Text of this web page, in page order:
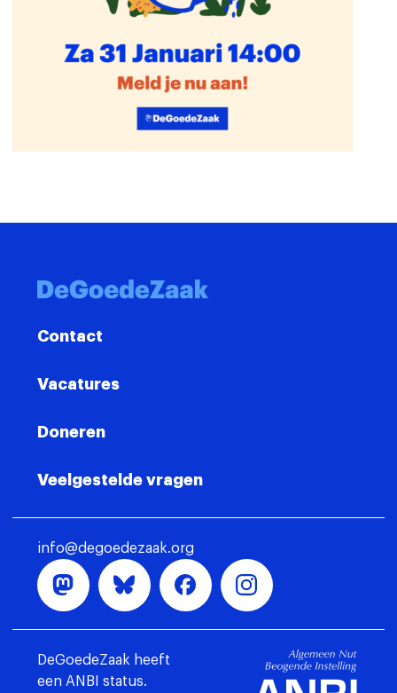
Contact
Vacatures
Doneren
Veelgestelde vragen
info@degoedezaak.org
DeGoedeZaak heeft
een ANBI status.